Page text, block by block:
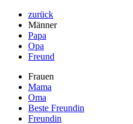
zurück
Männer
Papa
Opa
Freund
Frauen
Mama
Oma
Beste Freundin
Freundin